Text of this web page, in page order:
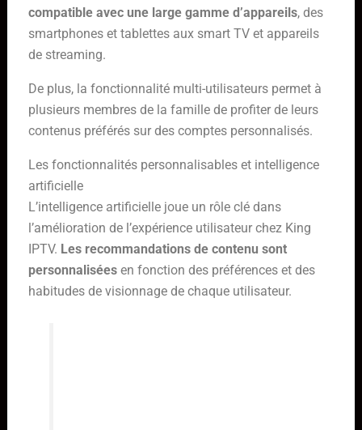
compatible avec une large gamme d’appareils, des
smartphones et tablettes aux smart TV et appareils
de streaming.
De plus, la fonctionnalité multi-utilisateurs permet à
plusieurs membres de la famille de profiter de leurs
contenus préférés sur des comptes personnalisés.
Les fonctionnalités personnalisables et intelligence
artificielle
L’intelligence artificielle joue un rôle clé dans
l’amélioration de l’expérience utilisateur chez King
IPTV. Les recommandations de contenu sont
personnaliséesen fonction des préférences et des
habitudes de visionnage de chaque utilisateur.